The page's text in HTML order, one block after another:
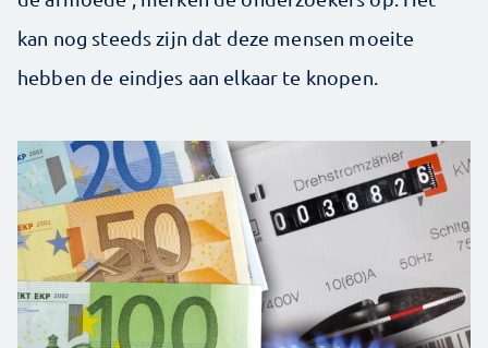
kan nog steeds zijn dat deze mensen moeite
hebben de eindjes aan elkaar te knopen.